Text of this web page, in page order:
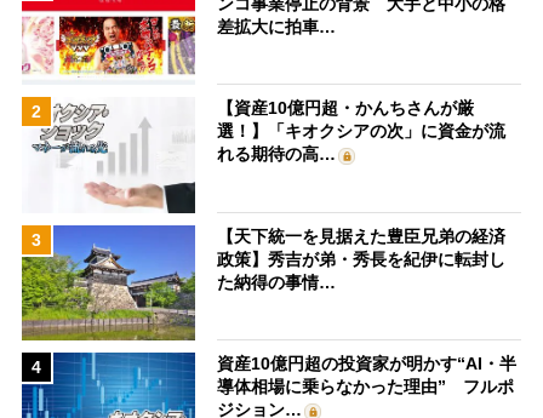
差拡大に拍車…
2
【資産10億円超・かんちさんが厳
選！】「キオクシアの次」に資金が流
れる期待の高…
3
【天下統一を見据えた豊臣兄弟の経済
政策】秀吉が弟・秀長を紀伊に転封し
た納得の事情…
4
資産10億円超の投資家が明かす“AI・半
導体相場に乗らなかった理由” フルポ
ジション…